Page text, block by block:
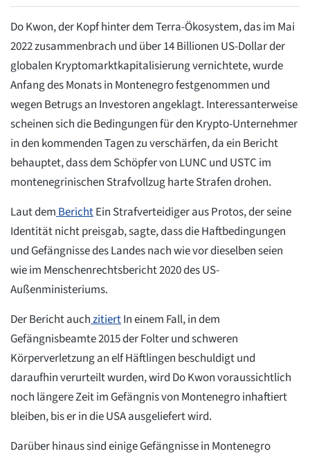
Do Kwon, der Kopf hinter dem Terra-Ökosystem, das im Mai
2022 zusammenbrach und über 14 Billionen US-Dollar der
globalen Kryptomarktkapitalisierung vernichtete, wurde
Anfang des Monats in Montenegro festgenommen und
wegen Betrugs an Investoren angeklagt. Interessanterweise
scheinen sich die Bedingungen für den Krypto-Unternehmer
in den kommenden Tagen zu verschärfen, da ein Bericht
behauptet, dass dem Schöpfer von LUNC und USTC im
montenegrinischen Strafvollzug harte Strafen drohen.
Laut demBerichtEin Strafverteidiger aus Protos, der seine
Identität nicht preisgab, sagte, dass die Haftbedingungen
und Gefängnisse des Landes nach wie vor dieselben seien
wie im Menschenrechtsbericht 2020 des US-
Außenministeriums.
Der Bericht auchzitiertIn einem Fall, in dem
Gefängnisbeamte 2015 der Folter und schweren
Körperverletzung an elf Häftlingen beschuldigt und
daraufhin verurteilt wurden, wird Do Kwon voraussichtlich
noch längere Zeit im Gefängnis von Montenegro inhaftiert
bleiben, bis er in die USA ausgeliefert wird.
Darüber hinaus sind einige Gefängnisse in Montenegro